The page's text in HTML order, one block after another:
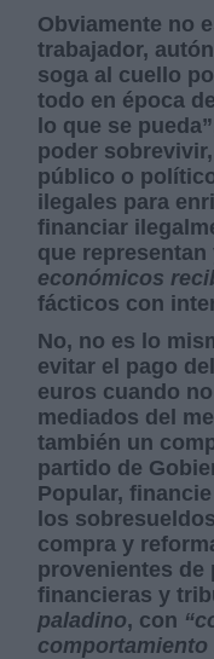
Obviamente no
trabajador,
soga al cuello
todo en época
lo que se
poder
público o
ilegales para
financiar
que representan
económicos
fácticos con
No, no es lo
evitar el pago
euros cuando
mediados del
también un
partido de
Popular,
los
compra y
provenientes de
financieras y
paladino, con
comportamiento